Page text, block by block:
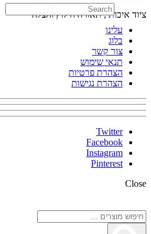
ציוד איכותי, תאורה חילוץ והצלה
Search
עלינו
בלוג
צור קשר
תנאי שימוש
הצהרת פרטיות
הצהרת נגישות
Twitter
Facebook
Instagram
Pinterest
Close
Search
...